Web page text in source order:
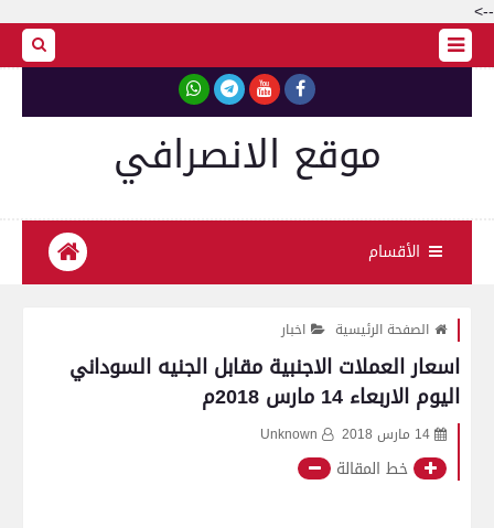
-->
موقع الانصرافي
الأقسام
الصفحة الرئيسية اخبار
اسعار العملات الاجنبية مقابل الجنيه السوداني
اليوم الاربعاء 14 مارس 2018م
14 مارس 2018 Unknown
خط المقالة